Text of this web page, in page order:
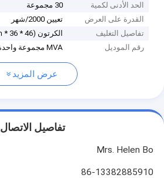
الحد الأدنى لكمية
30 مجموعة
القدرة على العرض
تعيين 2000/شهر
تفاصيل التغليف
الكرتون (46 * 36 * 31cm) / 30 مجموعات
رقم الموديل
MVA مجموعة واحدة
عرض المزيد
تفاصيل الاتصال
Mrs. Helen Bo
86-13382885910